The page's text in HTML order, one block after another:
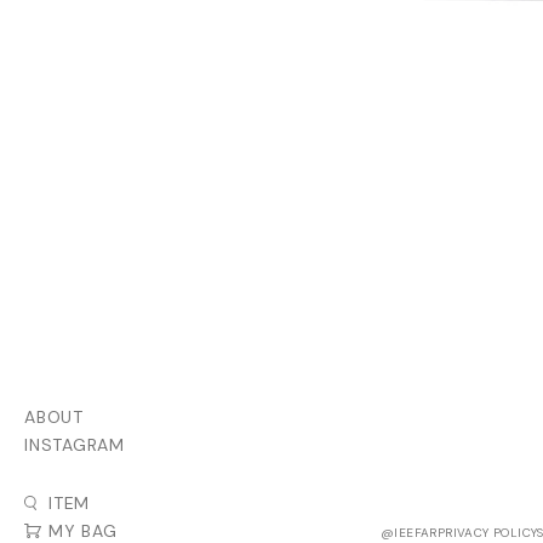
ABOUT
INSTAGRAM
ITEM
MY BAG
@IEEFARPRIVACY POLICY